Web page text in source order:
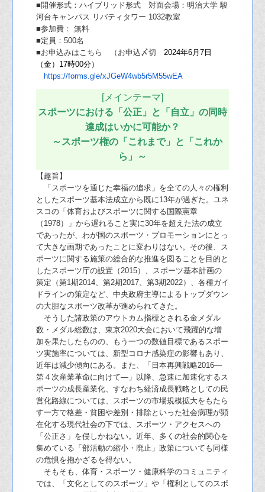
■開催形式：ハイブリッド形式 対面会場：明治大学 駿
河台キャンパス リバティタワー 1032教室
■参加費： 無料
■定員：500名
■お申込みはこちら （お申込〆切 2024年6月7日
（金）17時00分）
https://forms.gle/xJGeW4wb5r5M55wEA
[メインテーマ]
スポーツにおける「公正」と「自立」の同時
達成はいかに可能か？
～スポーツ権の「これまで」と「これか
ら」～
【趣旨】
「スポーツを通じた幸福の追求」を全ての人々の権利
としたスポーツ基本法成立から既に13年が過ぎた。ユネ
スコの「体育およびスポーツに関する国際憲章
（1978）」から遅れること実に30年を超えた法の成立
であったが、わが国のスポーツ・プロモーションにとっ
て大きな画期であったことに変わりはない。その後、ス
ポーツに関する施策の総合的な推進を図ることを目的と
したスポーツ庁の設置（2015）、スポーツ基本計画の
策定（第1期2014、第2期2017、第3期2022）、各種ガイ
ドラインの策定など、中央政府主導によるトップダウン
の大胆なスポーツ改革が進められてきた。
そうした諸政策のアウトカム指標とされる金メダル
数・メダル総数は、東京2020大会において飛躍的な増
加を果たしたものの、もう一つの数値目標であるスポー
ツ実施率については、新型コロナ感染症の影響もあり、
近年は減少傾向にある。また、「日本再興戦略2016―
第４次産業革命に向けて―」以降、急速に加速化するス
ポーツの成長産業化、すなわち経済成長戦略としての民
営化路線については、スポーツの市場規模拡大をもたら
す一方で格差・貧困や差別・排除といった社会病理が顕
在化する現代社会の下では、スポーツ・アクセスへの
「公正さ」を侵しかねない。近年、多くの社会的関心を
集めている「部活動の縮小・廃止」政策についても同様
の危惧を抱かざるを得ない。
そもそも、体育・スポーツ・健康科学のコミュニティ
では、「文化としてのスポーツ」や「権利としてのスポ